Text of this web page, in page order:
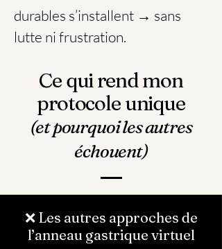
durables s’installent → sans
lutte ni frustration.
Ce qui rend mon
protocole unique
(et pourquoi les autres
échouent)
❌ Les autres approches de
l’anneau gastrique virtuel